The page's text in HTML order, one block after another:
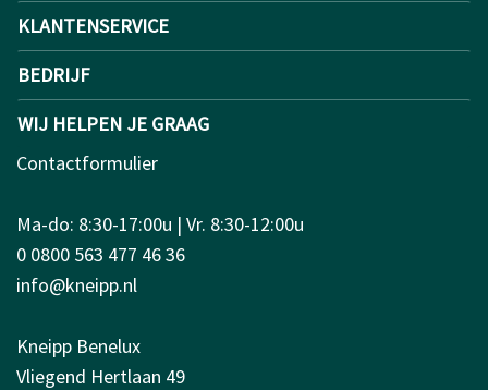
KLANTENSERVICE
BEDRIJF
WIJ HELPEN JE GRAAG
Contactformulier
Ma-do: 8:30-17:00u | Vr. 8:30-12:00u
0 0800 563 477 46 36
info@kneipp.nl
Kneipp Benelux
Vliegend Hertlaan 49